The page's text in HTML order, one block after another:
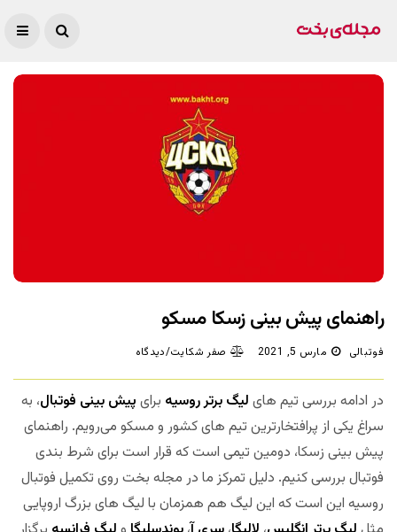
راهنمای پیش بینی زسکا مسکو
فوتبالی مارس 5, 2021 صفر شکایت/دیدگاه
در ادامه بررسی تیم های لیگ برتر روسیه برای پیش بینی فوتبال، به
سراغ یکی از پرافتخارترین تیم های کشور و مسکو می‌رویم. راهنمای
پیش بینی زسکا، دومین تیمی است که قرار است برای شرط بندی
فوتبال بررسی کنیم. دلیل تمرکز ما در مجله بخت روی تکمیل فوتبال
روسیه این است که این لیگ هم همزمان با لیگ های بزرگ اروپایی